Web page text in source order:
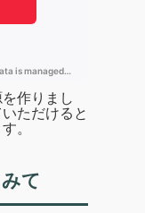
作りまし
ただけると
。
て